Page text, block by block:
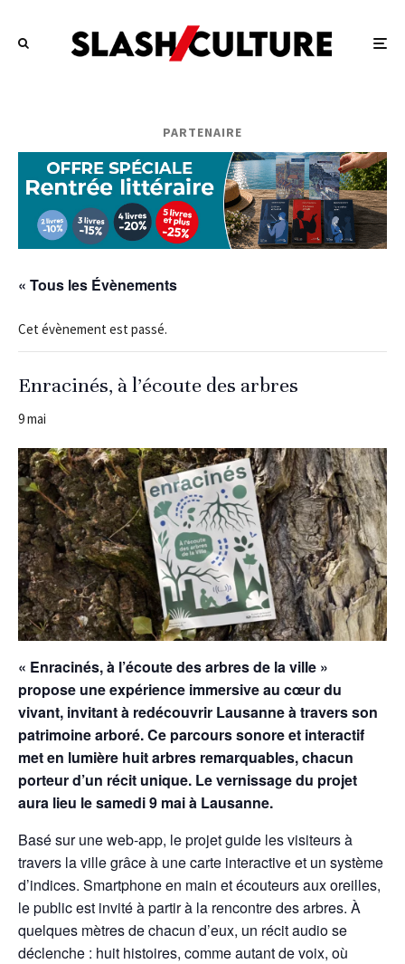
PARTENAIRE
« Tous les Évènements
Cet évènement est passé.
Enracinés, à l’écoute des arbres
9 mai
« Enracinés, à l’écoute des arbres de la ville »
propose une expérience immersive au cœur du
vivant, invitant à redécouvrir Lausanne à travers son
patrimoine arboré. Ce parcours sonore et interactif
met en lumière huit arbres remarquables, chacun
porteur d’un récit unique. Le vernissage du projet
aura lieu le samedi 9 mai à Lausanne.
Basé sur une web-app, le projet guide les visiteurs à
travers la ville grâce à une carte interactive et un système
d’indices. Smartphone en main et écouteurs aux oreilles,
le public est invité à partir à la rencontre des arbres. À
quelques mètres de chacun d’eux, un récit audio se
déclenche : huit histoires, comme autant de voix, où